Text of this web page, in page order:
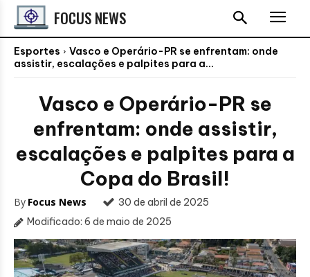
FOCUS NEWS
Esportes
Vasco e Operário-PR se enfrentam: onde
assistir, escalações e palpites para a...
Vasco e Operário-PR se
enfrentam: onde assistir,
escalações e palpites para a
Copa do Brasil!
By Focus News
30 de abril de 2025
Modificado: 6 de maio de 2025